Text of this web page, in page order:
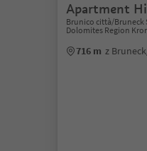
Apartment
Brunico città/Bruneck
Dolomites Region
716 m z